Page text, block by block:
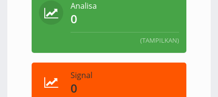
Analisa
0
(TAMPILKAN)
Signal
0